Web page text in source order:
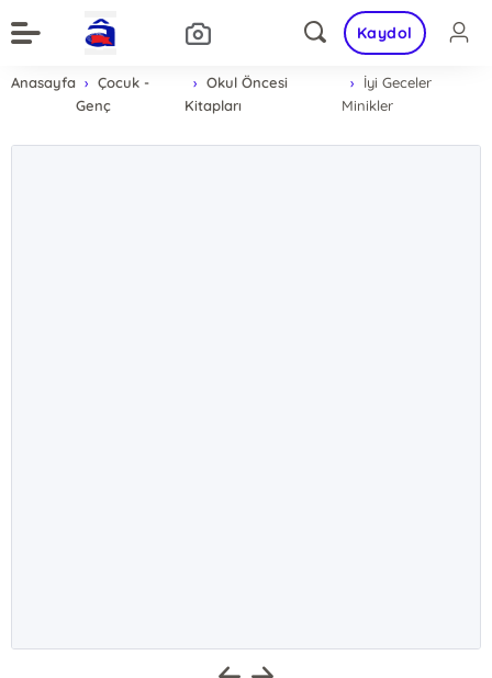
Kaydol
Anasayfa
Çocuk -
Genç
Okul Öncesi
Kitapları
İyi Geceler
Minikler